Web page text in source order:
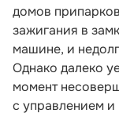
домов
зажигания в
машине, и
Однако далеко
момент
с управлением